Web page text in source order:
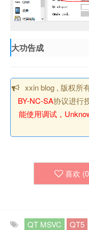
大功告成
xxin blog , 版权所
BY-NC-SA协议进行
能使用调试，
喜欢 (0
QT MSVC QT5